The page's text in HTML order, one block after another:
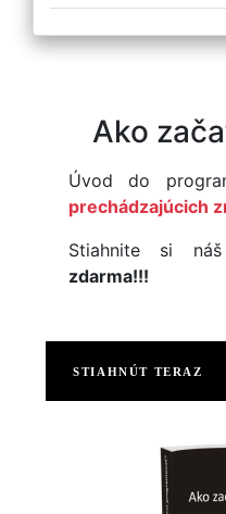
Ako
Úvod do
prechádzajúcich
Stiahnite si
zdarma!!!
STIAHNÚT TERAZ